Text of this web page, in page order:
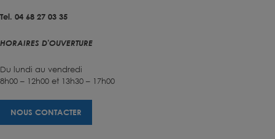
Tel. 04 68 27 03 35
HORAIRES D'OUVERTURE
Du lundi au vendredi
8h00 – 12h00 et 13h30 – 17h00
NOUS CONTACTER